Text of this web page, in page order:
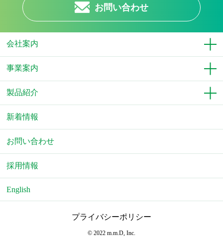
お問い合わせ
会社案内
事業案内
製品紹介
新着情報
お問い合わせ
採用情報
English
プライバシーポリシー
© 2022 m.m.D, Inc.